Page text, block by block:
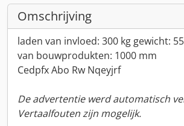
Omschrijving
laden van invloed: 300 kg gewicht:
van bouwprodukten: 1000 mm
Cedpfx Abo Rw Nqeyjrf
De advertentie werd automatisch
Vertaalfouten zijn mogelijk.